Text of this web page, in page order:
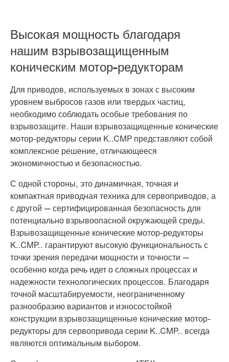
Высокая мощность благодаря
нашим взрывозащищенным
коническим мотор-редукторам
Для приводов, используемых в зонах с высоким
уровнем выбросов газов или твердых частиц,
необходимо соблюдать особые требования по
взрывозащите. Наши взрывозащищенные конические
мотор-редукторы серии K..CMP представляют собой
комплексное решение, отличающееся
экономичностью и безопасностью.
С одной стороны, это динамичная, точная и
компактная приводная техника для сервоприводов, а
с другой — сертифицированная безопасность для
потенциально взрывоопасной окружающей среды.
Взрывозащищенные конические мотор-редукторы
K..CMP.. гарантируют высокую функциональность с
точки зрения передачи мощности и точности —
особенно когда речь идет о сложных процессах и
надежности технологических процессов. Благодаря
точной масштабируемости, неограниченному
разнообразию вариантов и износостойкой
конструкции взрывозащищенные конические мотор-
редукторы для сервопривода серии K..CMP.. всегда
являются оптимальным выбором.